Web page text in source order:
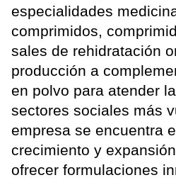
especialidades
comprimidos,
sales de rehidratación
producción a
en polvo para atender
sectores sociales más
empresa se encuentra
crecimiento y
ofrecer formulaciones